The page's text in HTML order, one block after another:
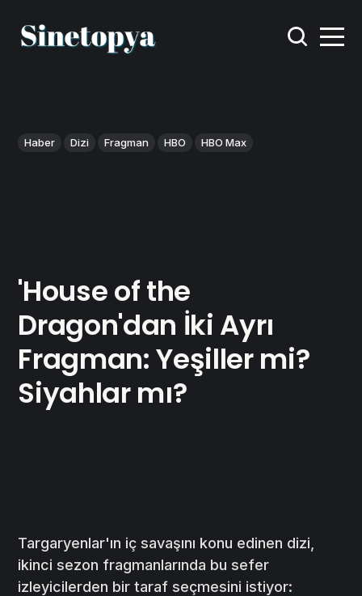
Haber Dizi Fragman HBO HBO Max
'House of the
Dragon'dan İki Ayrı
Fragman: Yeşiller mi?
Siyahlar mı?
Targaryenlar'ın iç savaşını konu edinen dizi,
ikinci sezon fragmanlarında bu sefer
izleyicilerden bir taraf seçmesini istiyor: